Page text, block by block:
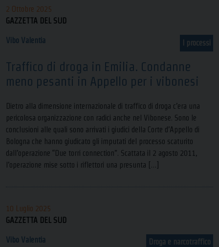
2 Ottobre 2025
GAZZETTA DEL SUD
I processi
Vibo Valentia
Traffico di droga in Emilia. Condanne
meno pesanti in Appello per i vibonesi
Dietro alla dimensione internazionale di traffico di droga c’era una
pericolosa organizzazione con radici anche nel Vibonese. Sono le
conclusioni alle quali sono arrivati i giudici della Corte d’Appello di
Bologna che hanno giudicato gli imputati del processo scaturito
dall’operazione “Due torri connection”. Scattata il 2 agosto 2011,
l’operazione mise sotto i riflettori una presunta […]
10 Luglio 2025
GAZZETTA DEL SUD
Droga e narcotraffico
Vibo Valentia